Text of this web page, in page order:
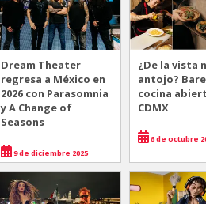
Dream Theater
regresa a México en
2026 con Parasomnia
y A Change of
Seasons
9 de diciembre 2025
¿De la vista
antojo?
cocina
CDMX
6 de octubre